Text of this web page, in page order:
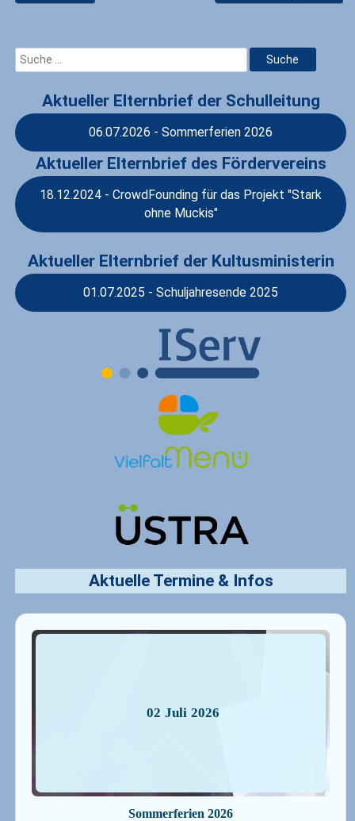
Aktueller Elternbrief der Schulleitung
06.07.2026 - Sommerferien 2026
Aktueller Elternbrief des Fördervereins
18.12.2024 - CrowdFounding für das Projekt "Stark
ohne Muckis"
Aktueller Elternbrief der Kultusministerin
01.07.2025 - Schuljahresende 2025
Aktuelle Termine & Infos
02 Juli 2026
Sommerferien 2026